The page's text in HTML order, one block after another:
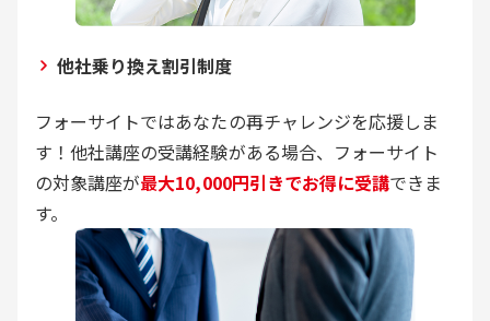
他社乗り換え割引制度
フォーサイトではあなたの再チャレンジを応援しま
す！他社講座の受講経験がある場合、フォーサイト
の対象講座が最大10,000円引きでお得に受講できま
す。